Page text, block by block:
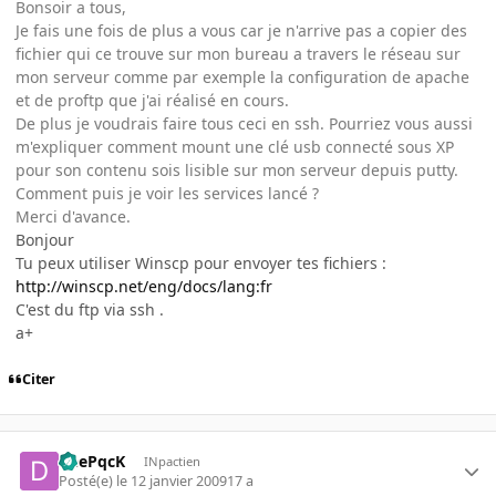
Bonsoir a tous,
Je fais une fois de plus a vous car je n'arrive pas a copier des
fichier qui ce trouve sur mon bureau a travers le réseau sur
mon serveur comme par exemple la configuration de apache
et de proftp que j'ai réalisé en cours.
De plus je voudrais faire tous ceci en ssh. Pourriez vous aussi
m'expliquer comment mount une clé usb connecté sous XP
pour son contenu sois lisible sur mon serveur depuis putty.
Comment puis je voir les services lancé ?
Merci d'avance.
Bonjour
Tu peux utiliser Winscp pour envoyer tes fichiers :
http://winscp.net/eng/docs/lang:fr
C'est du ftp via ssh .
a+
Citer
DeePqcK INpactien
Posté(e) le 12 janvier 200917 a